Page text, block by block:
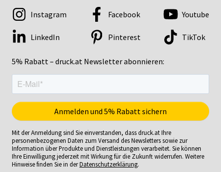
5% Rabatt – druck.at Newsletter abonnieren:
Instagram Facebook Youtube
LinkedIn Pinterest TikTok
Mit der Anmeldung sind Sie einverstanden, dass druck.at Ihre
personenbezogenen Daten zum Versand des Newsletters sowie zur
Information über Produkte und Dienstleistungen verarbeitet. Sie können
Ihre Einwilligung jederzeit mit Wirkung für die Zukunft widerrufen. Weitere
Hinweise finden Sie in derDatenschutzerklärung.